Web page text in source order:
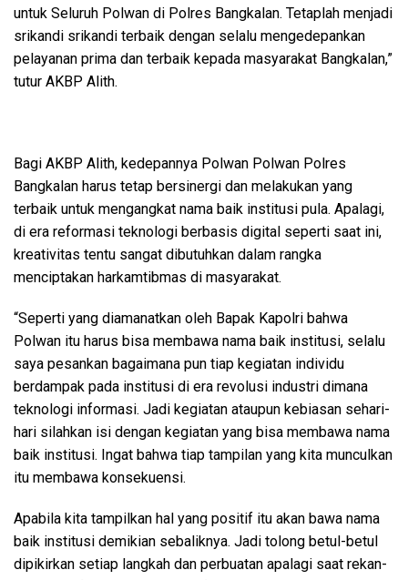
untuk Seluruh Polwan di Polres Bangkalan. Tetaplah menjadi
srikandi srikandi terbaik dengan selalu mengedepankan
pelayanan prima dan terbaik kepada masyarakat Bangkalan,”
tutur AKBP Alith.
Bagi AKBP Alith, kedepannya Polwan Polwan Polres
Bangkalan harus tetap bersinergi dan melakukan yang
terbaik untuk mengangkat nama baik institusi pula. Apalagi,
di era reformasi teknologi berbasis digital seperti saat ini,
kreativitas tentu sangat dibutuhkan dalam rangka
menciptakan harkamtibmas di masyarakat.
“Seperti yang diamanatkan oleh Bapak Kapolri bahwa
Polwan itu harus bisa membawa nama baik institusi, selalu
saya pesankan bagaimana pun tiap kegiatan individu
berdampak pada institusi di era revolusi industri dimana
teknologi informasi. Jadi kegiatan ataupun kebiasan sehari-
hari silahkan isi dengan kegiatan yang bisa membawa nama
baik institusi. Ingat bahwa tiap tampilan yang kita munculkan
itu membawa konsekuensi.
Apabila kita tampilkan hal yang positif itu akan bawa nama
baik institusi demikian sebaliknya. Jadi tolong betul-betul
dipikirkan setiap langkah dan perbuatan apalagi saat rekan-